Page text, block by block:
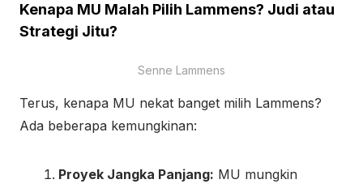
Kenapa MU Malah Pilih Lammens? Judi atau
Strategi Jitu?
Senne Lammens
Terus, kenapa MU nekat banget milih Lammens?
Ada beberapa kemungkinan:
Proyek Jangka Panjang: MU mungkin